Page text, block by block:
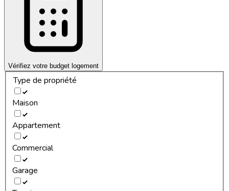
Vérifiez votre budget logement
Type de propriété
Maison
Appartement
Commercial
Garage